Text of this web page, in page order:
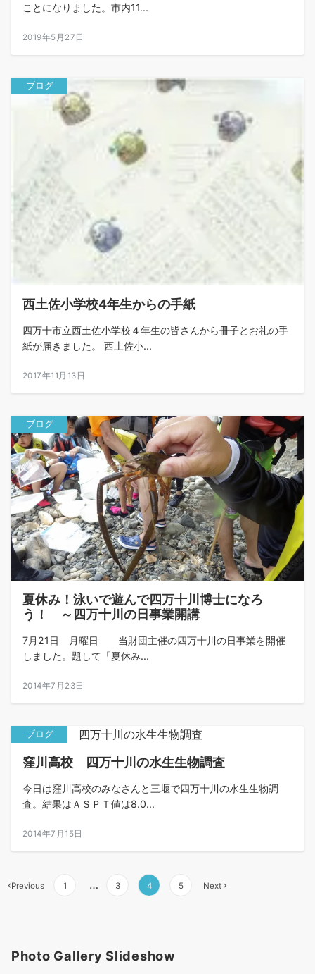
ことになりました。市内11...
2019年5月27日
ブログ
西土佐小学校4年生からの手紙
四万十市立西土佐小学校４年生の皆さんから冊子とお礼の手
紙が届きました。 西土佐小...
2017年11月13日
ブログ
夏休み！泳いで遊んで四万十川博士になろ
う！ ～四万十川の日事業開講
7月21日 月曜日 当財団主催の四万十川の日事業を開催
しました。題して「夏休み...
2014年7月23日
ブログ
窪川高校 四万十川の水生生物調査
今日は窪川高校のみなさんと三堰で四万十川の水生生物調
査。結果はＡＳＰＴ値は8.0...
2014年7月15日
投
ー
Previous 1 … 3 4 5 Next
Photo Gallery Slideshow